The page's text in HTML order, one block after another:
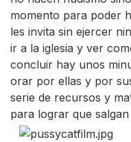
momento para poder
les invita sin ejercer
ir a la iglesia y ver
concluir hay unos
orar por ellas y por
serie de recursos y
para lograr que